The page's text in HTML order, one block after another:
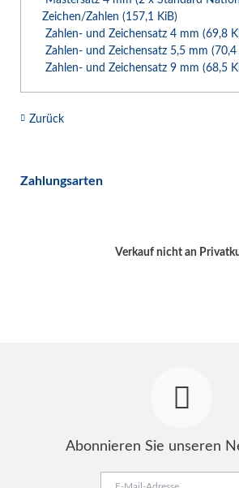
Zeichen/Zahlen(157,1 KiB)
Zahlen- und Zeichensatz 4 mm(69,8
Zahlen- und Zeichensatz 5,5 mm(70,4
Zahlen- und Zeichensatz 9 mm(68,5
Zurück
Zahlungsarten
Verkauf nicht an
Abonnieren Sie unseren